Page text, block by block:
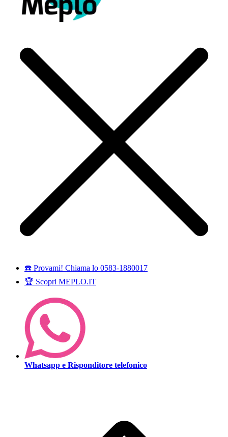
☎️ Provami! Chiama lo 0583-1880017
🏆 Scopri MEPLO.IT
Whatsapp e Risponditore telefonico